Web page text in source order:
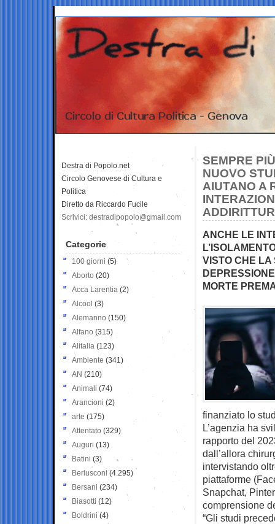
SEMPRE
NUOVO
AIUTANO A
ANCHE LE
VISTO CHE LA
MORTE
finanziato lo
L’agenzia ha
rapporto del
dall’allora
intervistando
piattaforme
Snapchat,
comprensione
“Gli studi
Destra di Popolo.net
Circolo Genovese di Cultura e
Politica
Diretto da Riccardo Fucile
Scrivici: destradipopolo@gmail.com
Categorie
100 giorni (5)
Aborto (20)
Acca Larentia (2)
Alcool (3)
Alemanno (150)
Alfano (315)
Alitalia (123)
Ambiente (341)
AN (210)
Animali (74)
Arancioni (2)
arte (175)
Attentato (329)
Auguri (13)
Batini (3)
Berlusconi (4.295)
Bersani (234)
Biasotti (12)
Boldrini (4)